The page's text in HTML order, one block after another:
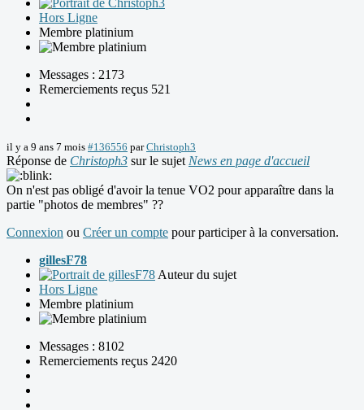
Hors Ligne
Membre platinium
Messages : 2173
Remerciements reçus 521
il y a 9 ans 7 mois #136556 parChristoph3
Réponse de Christoph3 sur le sujet News en page d'accueil
On n'est pas obligé d'avoir la tenue VO2 pour apparaître dans la
partie "photos de membres" ??
Connexion ou Créer un compte pour participer à la conversation.
gillesF78
Auteur du sujet
Hors Ligne
Membre platinium
Messages : 8102
Remerciements reçus 2420